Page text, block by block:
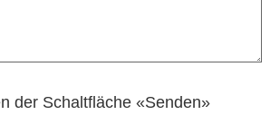
der Schaltfläche «Senden»